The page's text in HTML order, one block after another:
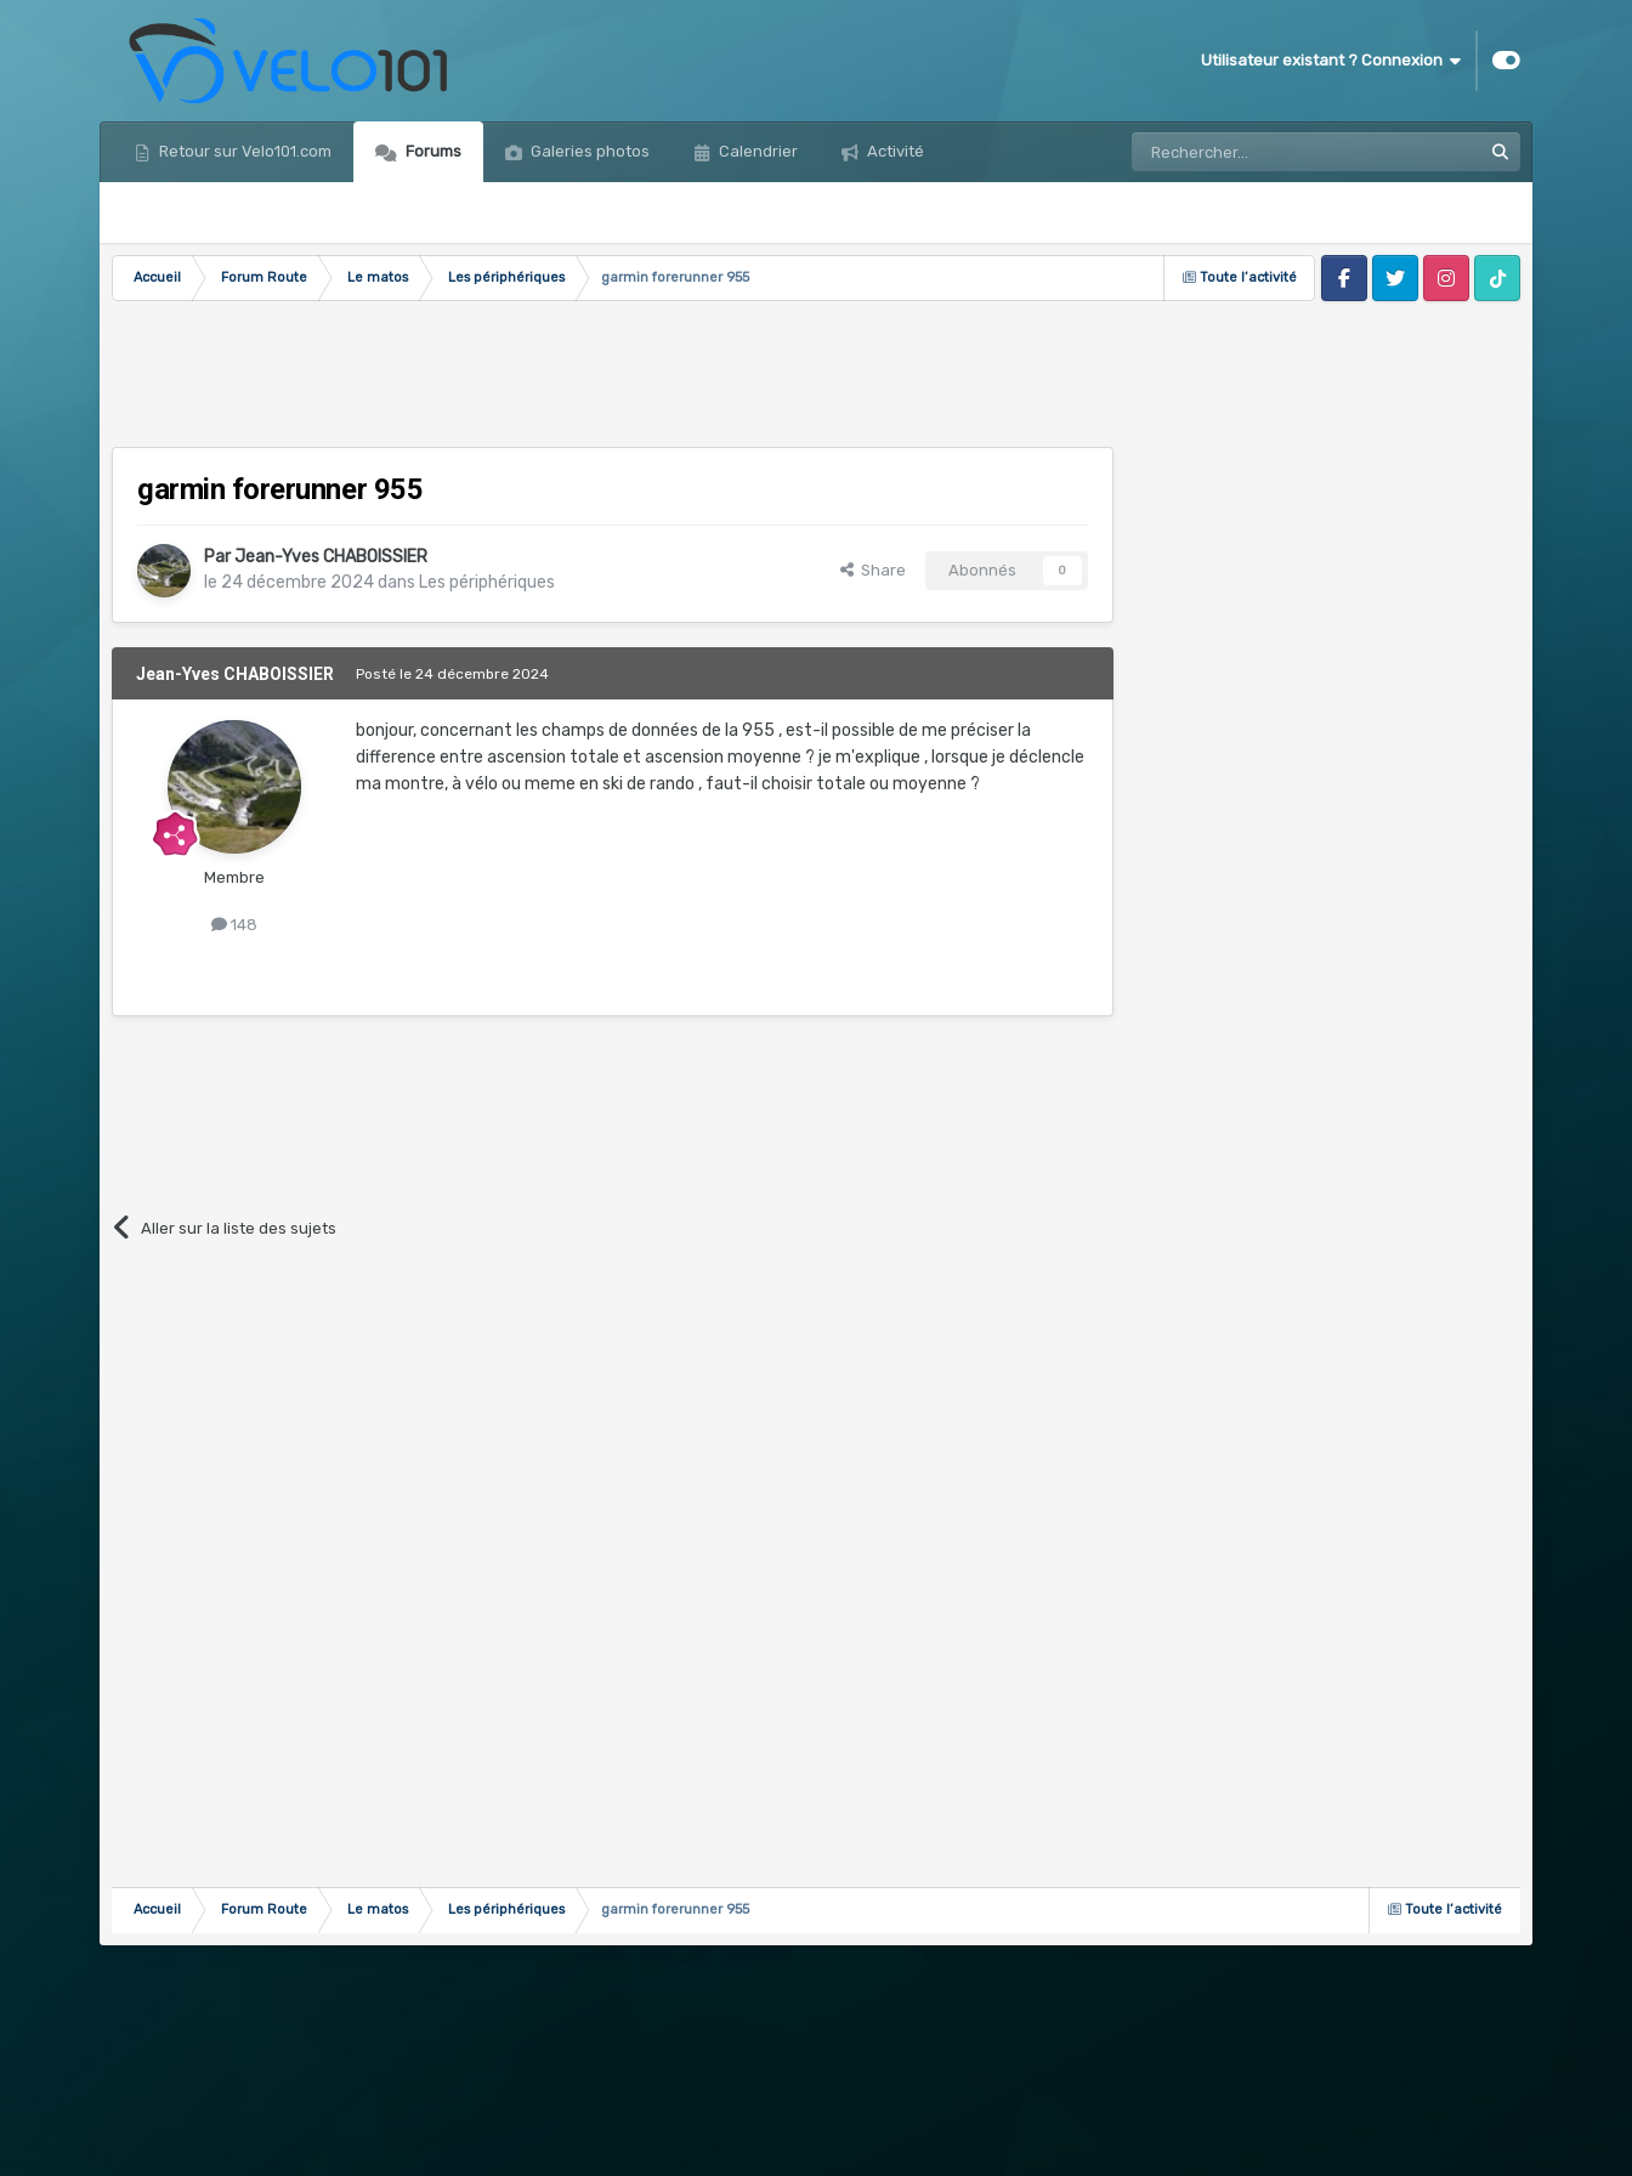
Utilisateur existant ? Connexion
Retour sur Velo101.com Forums Galeries photos Calendrier Activité
Toute l’activité
Accueil Forum Route Le matos Les périphériques
garmin forerunner 955
FacebookTwitter InstagramTik Tok
garmin forerunner 955
ParJean-Yves CHABOISSIER
le 24 décembre 2024dans Les périphériques
Share Abonnés 0
Jean-Yves CHABOISSIER
Membre
148
Postéle 24 décembre 2024
bonjour, concernant les champs de données de la 955 , est-il possible de me préciser la
difference entre ascension totale et ascension moyenne ? je m'explique , lorsque je déclencle
ma montre, à vélo ou meme en ski de rando , faut-il choisir totale ou moyenne ?
Aller sur la liste des sujets
Toute l’activité
Accueil Forum Route Le matos Les périphériques garmin forerunner 955